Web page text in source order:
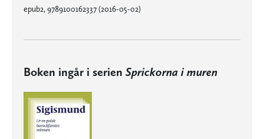
epub2, 9789100162337 (2016-05-02)
Boken ingår i serien Sprickorna i muren